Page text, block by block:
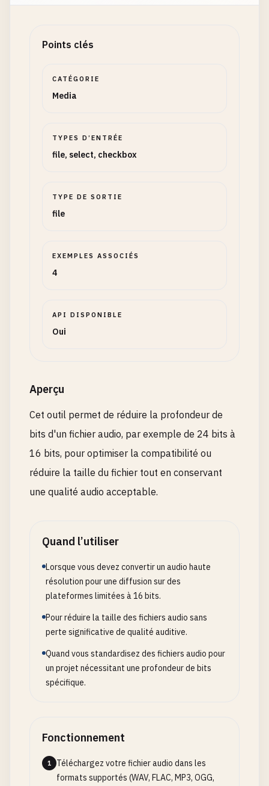
Points clés
CATÉGORIE
Media
TYPES D’ENTRÉE
file, select, checkbox
TYPE DE SORTIE
file
EXEMPLES ASSOCIÉS
4
API DISPONIBLE
Oui
Aperçu
Cet outil permet de réduire la profondeur de
bits d'un fichier audio, par exemple de 24 bits à
16 bits, pour optimiser la compatibilité ou
réduire la taille du fichier tout en conservant
une qualité audio acceptable.
Quand l’utiliser
Lorsque vous devez convertir un audio haute
résolution pour une diffusion sur des
plateformes limitées à 16 bits.
Pour réduire la taille des fichiers audio sans
perte significative de qualité auditive.
Quand vous standardisez des fichiers audio pour
un projet nécessitant une profondeur de bits
spécifique.
Fonctionnement
1
Téléchargez votre fichier audio dans les
formats supportés (WAV, FLAC, MP3, OGG,